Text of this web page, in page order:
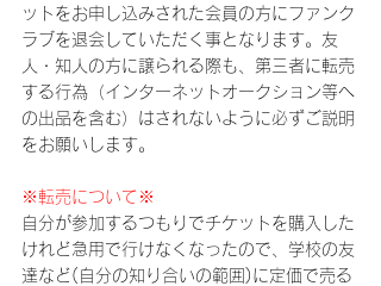
ットをお申し込みされた会員の方にファンク
ラブを退会していただく事となります。友
人・知人の方に譲られる際も、第三者に転売
する行為（インターネットオークション等へ
の出品を含む）はされないように必ずご説明
をお願いします。
※転売について※
自分が参加するつもりでチケットを購入した
けれど急用で行けなくなったので、学校の友
達など(自分の知り合いの範囲)に定価で売る